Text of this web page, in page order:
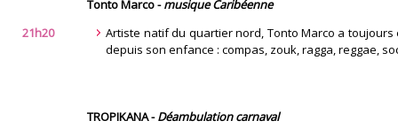
21h20
Tonto Marco -musique Caribéenne
Artiste natif du quartier nord, Tonto Marco a
depuis son enfance : compas, zouk, ragga, reggae,
TROPIKANA -Déambulation carnaval